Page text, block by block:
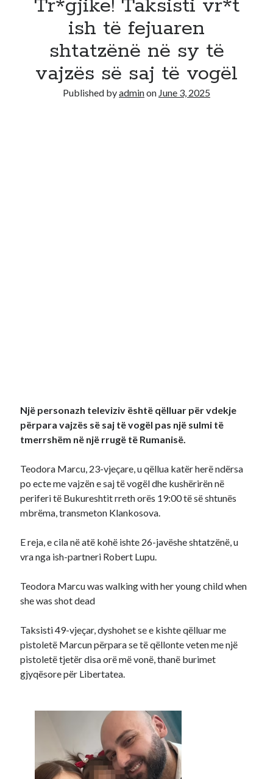
Tr*gjike! Taksisti vr*t
ish të fejuaren
shtatzënë në sy të
vajzës së saj të vogël
Published byadminon June 3, 2025
Një personazh televiziv është qëlluar për vdekje
përpara vajzës së saj të vogël pas një sulmi të
tmerrshëm në një rrugë të Rumanisë.
Teodora Marcu, 23-vjeçare, u qëllua katër herë ndërsa
po ecte me vajzën e saj të vogël dhe kushërirën në
periferi të Bukureshtit rreth orës 19:00 të së shtunës
mbrëma, transmeton Klankosova.
E reja, e cila në atë kohë ishte 26-javëshe shtatzënë, u
vra nga ish-partneri Robert Lupu.
Teodora Marcu was walking with her young child when
she was shot dead
Taksisti 49-vjeçar, dyshohet se e kishte qëlluar me
pistoletë Marcun përpara se të qëllonte veten me një
pistoletë tjetër disa orë më vonë, thanë burimet
gjyqësore për Libertatea.